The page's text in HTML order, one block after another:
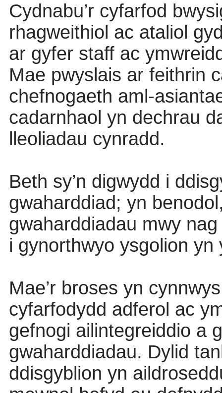
Cydnabu’r cyfarfod
rhagweithiol ac ataliol
ar gyfer staff ac
Mae pwyslais ar feithrin
chefnogaeth aml-
cadarnhaol yn dechrau
lleoliadau cynradd.
Beth sy’n digwydd i
gwaharddiad; yn
gwaharddiadau mwy
i gynorthwyo ysgolion yn
Mae’r broses yn
cyfarfodydd adferol ac
gefnogi ailintegreiddio a
gwaharddiadau. Dylid
ddisgyblion yn